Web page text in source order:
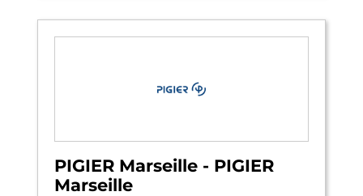
PIGIER Marseille - PIGIER
Marseille